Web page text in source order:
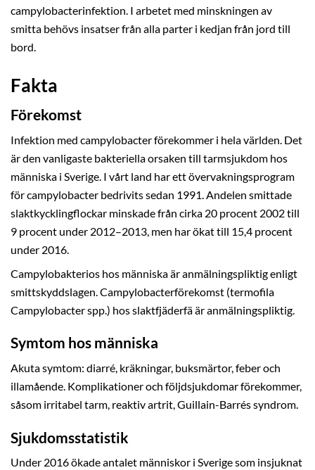
campylobacterinfektion. I arbetet med minskningen av
smitta behövs insatser från alla parter i kedjan från jord till
bord.
Fakta
Förekomst
Infektion med campylobacter förekommer i hela världen. Det
är den vanligaste bakteriella orsaken till tarmsjukdom hos
människa i Sverige. I vårt land har ett övervakningsprogram
för campylobacter bedrivits sedan 1991. Andelen smittade
slaktkycklingflockar minskade från cirka 20 procent 2002 till
9 procent under 2012–2013, men har ökat till 15,4 procent
under 2016.
Campylobakterios hos människa är anmälningspliktig enligt
smittskyddslagen. Campylobacterförekomst (termofila
Campylobacter spp.) hos slaktfjäderfä är anmälningspliktig.
Symtom hos människa
Akuta symtom: diarré, kräkningar, buksmärtor, feber och
illamående. Komplikationer och följdsjukdomar förekommer,
såsom irritabel tarm, reaktiv artrit, Guillain-Barrés syndrom.
Sjukdomsstatistik
Under 2016 ökade antalet människor i Sverige som insjuknat